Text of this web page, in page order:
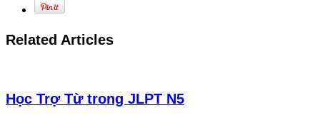
Related Articles
Học Trợ Từ trong JLPT N5